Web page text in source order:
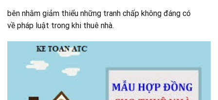
bên nhằm giảm thiểu những tranh chấp không đáng có
về pháp luật trong khi thuê nhà.